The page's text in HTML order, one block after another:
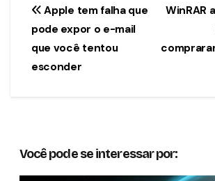
Navegação
de
Post
WinRAR
Apple tem falha que
pode expor o e-mail
que você tentou
esconder
Você pode se interessar por: